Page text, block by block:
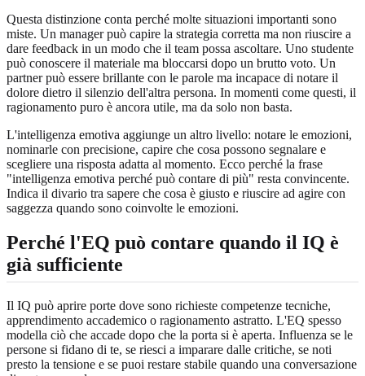
Questa distinzione conta perché molte situazioni importanti sono
miste. Un manager può capire la strategia corretta ma non riuscire a
dare feedback in un modo che il team possa ascoltare. Uno studente
può conoscere il materiale ma bloccarsi dopo un brutto voto. Un
partner può essere brillante con le parole ma incapace di notare il
dolore dietro il silenzio dell'altra persona. In momenti come questi, il
ragionamento puro è ancora utile, ma da solo non basta.
L'intelligenza emotiva aggiunge un altro livello: notare le emozioni,
nominarle con precisione, capire che cosa possono segnalare e
scegliere una risposta adatta al momento. Ecco perché la frase
"intelligenza emotiva perché può contare di più" resta convincente.
Indica il divario tra sapere che cosa è giusto e riuscire ad agire con
saggezza quando sono coinvolte le emozioni.
Perché l'EQ può contare quando il IQ è
già sufficiente
Il IQ può aprire porte dove sono richieste competenze tecniche,
apprendimento accademico o ragionamento astratto. L'EQ spesso
modella ciò che accade dopo che la porta si è aperta. Influenza se le
persone si fidano di te, se riesci a imparare dalle critiche, se noti
presto la tensione e se puoi restare stabile quando una conversazione